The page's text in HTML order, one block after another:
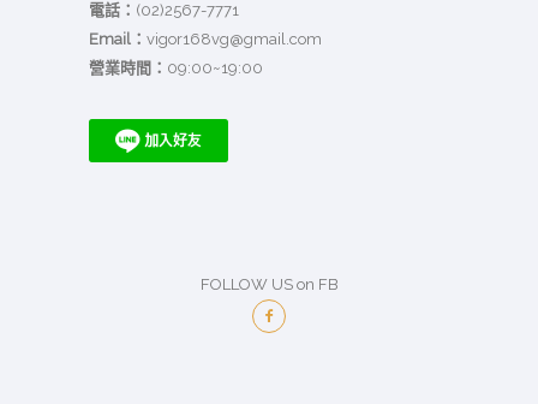
電話： (02)2567-7771
Email： vigor168vg@gmail.com
營業時間： 09:00~19:00
FOLLOW US on FB